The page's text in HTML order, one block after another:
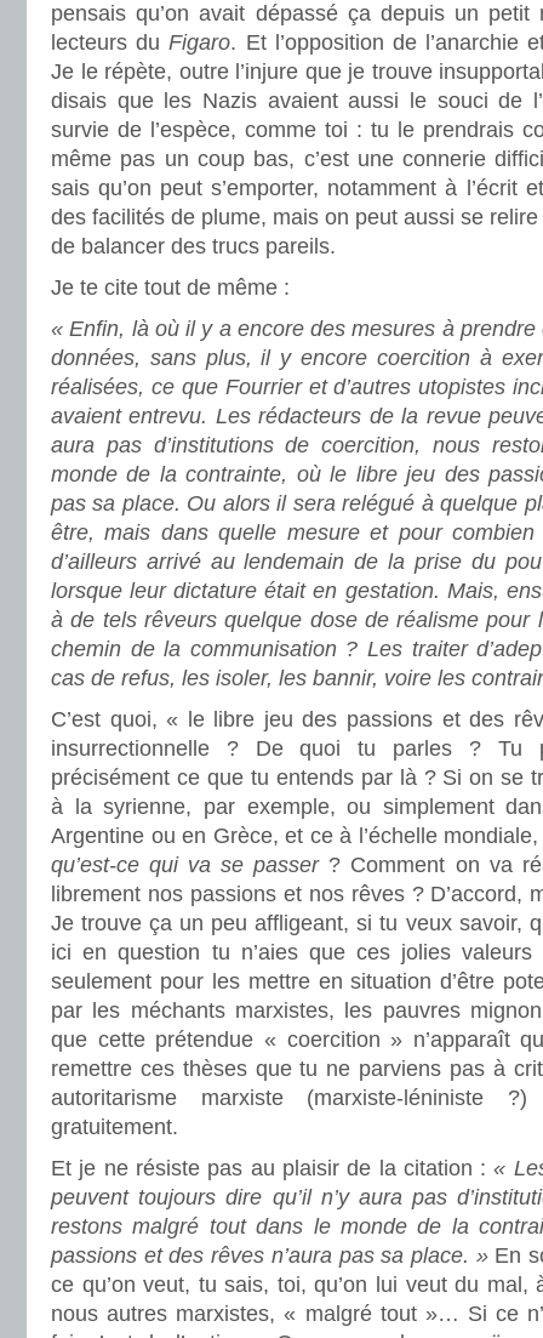
pensais qu’on avait dépassé ça depuis un
lecteurs duFigaro. Et l’opposition de l’anarchie
Je le répète, outre l’injure que je trouve
disais que les Nazis avaient aussi le souci de
survie de l’espèce, comme toi : tu le prendrais
même pas un coup bas, c’est une connerie
sais qu’on peut s’emporter, notamment à l’écrit
des facilités de plume, mais on peut aussi se
de balancer des trucs pareils.
Je te cite tout de même :
« Enfin, là où il y a encore des mesures à
données, sans plus, il y encore coercition à
réalisées, ce que Fourrier et d’autres utopistes
avaient entrevu. Les rédacteurs de la revue
aura pas d’institutions de coercition, nous
monde de la contrainte, où le libre jeu des
pas sa place. Ou alors il sera relégué à quelque
être, mais dans quelle mesure et pour
d’ailleurs arrivé au lendemain de la prise du
lorsque leur dictature était en gestation. Mais,
à de tels rêveurs quelque dose de réalisme pour
chemin de la communisation ? Les traiter
cas de refus, les isoler, les bannir, voire les
C’est quoi, « le libre jeu des passions et des
insurrectionnelle ? De quoi tu parles ? Tu
précisément ce que tu entends par là ? Si on se
à la syrienne, par exemple, ou simplement
Argentine ou en Grèce, et ce à l’échelle mondiale,
qu’est-ce qui va se passer? Comment on va
librement nos passions et nos rêves ? D’accord,
Je trouve ça un peu affligeant, si tu veux savoir,
ici en question tu n’aies que ces jolies
seulement pour les mettre en situation d’être
par les méchants marxistes, les pauvres
que cette prétendue « coercition » n’apparaît
remettre ces thèses que tu ne parviens pas à
autoritarisme marxiste (marxiste-léniniste
gratuitement.
Et je ne résiste pas au plaisir de la citation :«
peuvent toujours dire qu’il n’y aura pas
restons malgré tout dans le monde de la
passions et des rêves n’aura pas sa place. »En
ce qu’on veut, tu sais, toi, qu’on lui veut du
nous autres marxistes, « malgré tout »… Si ce